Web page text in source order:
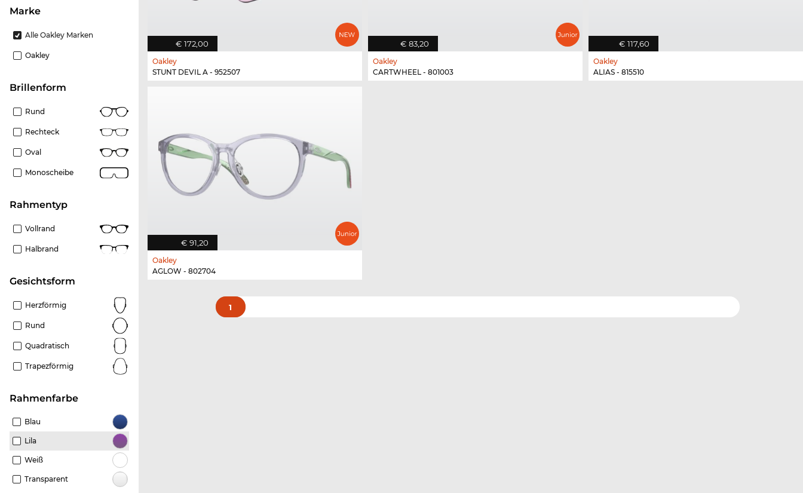
Marke
Alle Oakley Marken
Oakley
Brillenform
Rund
Rechteck
Oval
Monoscheibe
Rahmentyp
Vollrand
Halbrand
Gesichtsform
Herzförmig
Rund
Quadratisch
Trapezförmig
Rahmenfarbe
Blau
Lila
Weiß
Transparent
€ 172,00
Oakley
STUNT DEVIL A - 952507
€ 83,20
Oakley
CARTWHEEL - 801003
€ 117,60
Oakley
ALIAS - 815510
€ 91,20
Oakley
AGLOW - 802704
1